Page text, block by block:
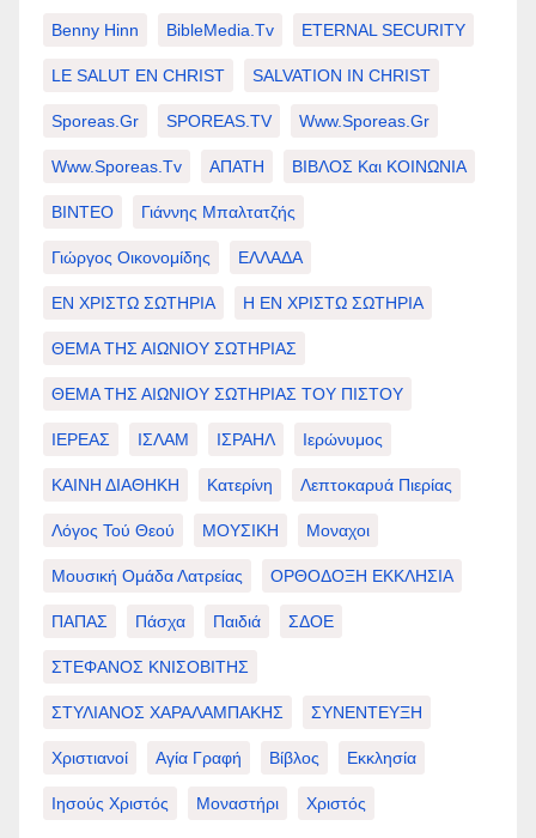
Benny Hinn BibleMedia.tv ETERNAL SECURITY
LE SALUT EN CHRIST SALVATION IN CHRIST
Sporeas.gr SPOREAS.TV Www.sporeas.gr
Www.sporeas.tv ΑΠΑΤΗ ΒΙΒΛΟΣ Και ΚΟΙΝΩΝΙΑ
ΒΙΝΤΕΟ Γιάννης Μπαλτατζής
Γιώργος Οικονομίδης ΕΛΛΑΔΑ
ΕΝ ΧΡΙΣΤΩ ΣΩΤΗΡΙΑ Η ΕΝ ΧΡΙΣΤΩ ΣΩΤΗΡΙΑ
ΘΕΜΑ ΤΗΣ ΑΙΩΝΙΟΥ ΣΩΤΗΡΙΑΣ
ΘΕΜΑ ΤΗΣ ΑΙΩΝΙΟΥ ΣΩΤΗΡΙΑΣ ΤΟΥ ΠΙΣΤΟΥ
ΙΕΡΕΑΣ ΙΣΛΑΜ ΙΣΡΑΗΛ Ιερώνυμος
ΚΑΙΝΗ ΔΙΑΘΗΚΗ Κατερίνη Λεπτοκαρυά Πιερίας
Λόγος Τού Θεού ΜΟΥΣΙΚΗ Μοναχοι
Μουσική Ομάδα Λατρείας ΟΡΘΟΔΟΞΗ ΕΚΚΛΗΣΙΑ
ΠΑΠΑΣ Πάσχα Παιδιά ΣΔΟΕ
ΣΤΕΦΑΝΟΣ ΚΝΙΣΟΒΙΤΗΣ
ΣΤΥΛΙΑΝΟΣ ΧΑΡΑΛΑΜΠΑΚΗΣ ΣΥΝΕΝΤΕΥΞΗ
Χριστιανοί Αγία Γραφή Βίβλος Εκκλησία
Ιησούς Χριστός Μοναστήρι Χριστός